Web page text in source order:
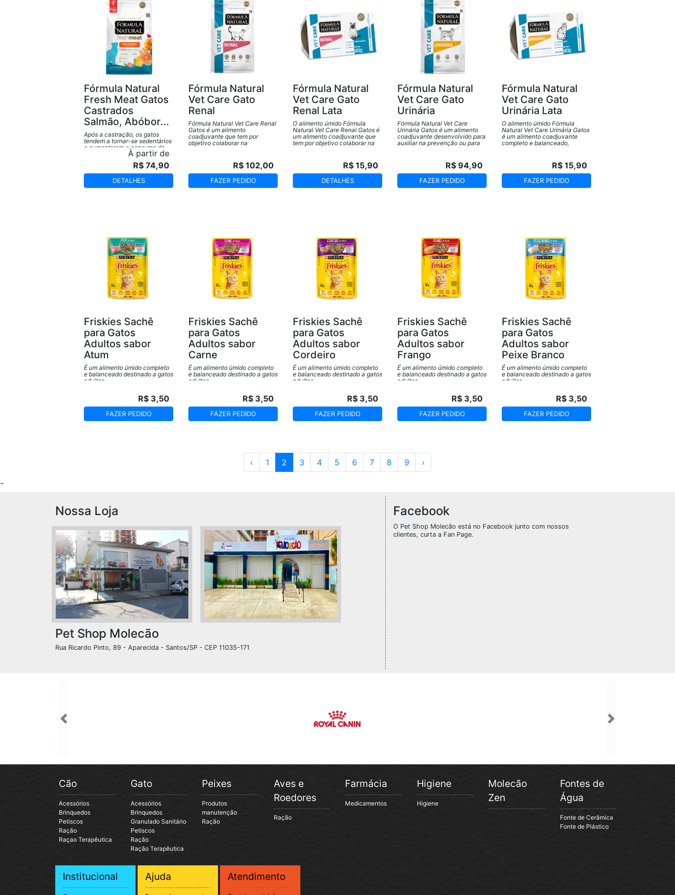
Fórmula Natural
Fresh Meat Gatos
Castrados
Salmão, Abóbor...
Após a castração, os gatos
tendem a tornar-se sedentários
e aumentarem o consumo de
alimento, o que facilita o ganho
excessivo de peso e por isso
necessitam de uma nutrição
adequada a essa nova
À partir de
R$ 74,90
DETALHES
Fórmula Natural
Vet Care Gato
Renal
Fórmula Natural Vet Care Renal
Gatos é um alimento
coadjuvante que tem por
objetivo colaborar na
melhorar a qualidade de vida de
gatos portadores dessa
afecção.
R$ 102,00
FAZER PEDIDO
Fórmula Natural
Vet Care Gato
Renal Lata
O alimento úmido Fórmula
Natural Vet Care Renal Gatos é
um alimento coadjuvante que
tem por objetivo colaborar na
melhorar a qualidade de vida de
gatos portadores dessa
afecção. Além de oferecer
diferenciais importantes para
animais com doença renal
R$ 15,90
DETALHES
Fórmula Natural
Vet Care Gato
Urinária
Fórmula Natural Vet Care
Urinária Gatos é um alimento
coadjuvante desenvolvido para
auxiliar na prevenção ou para
evitar recidivas de urólitos de
R$ 94,90
FAZER PEDIDO
Fórmula Natural
Vet Care Gato
Urinária Lata
O alimento úmido Fórmula
Natural Vet Care Urinária Gatos
é um alimento coadjuvante
completo e balanceado,
recorrentes de estruvita e
oxalato de cálcio em gatos
adultos. Além de oferecer
diferenciais importantes para
animais que apresentam
R$ 15,90
FAZER PEDIDO
Friskies Sachê
para Gatos
Adultos sabor
Atum
É um alimento úmido completo
e balanceado destinado a gatos
adultos.
R$ 3,50
FAZER PEDIDO
Friskies Sachê
para Gatos
Adultos sabor
Carne
É um alimento úmido completo
e balanceado destinado a gatos
adultos.
R$ 3,50
FAZER PEDIDO
Friskies Sachê
para Gatos
Adultos sabor
Cordeiro
É um alimento úmido completo
e balanceado destinado a gatos
adultos.
R$ 3,50
FAZER PEDIDO
Friskies Sachê
para Gatos
Adultos sabor
Frango
É um alimento úmido completo
e balanceado destinado a gatos
adultos.
R$ 3,50
FAZER PEDIDO
Friskies Sachê
para Gatos
Adultos sabor
Peixe Branco
É um alimento úmido completo
e balanceado destinado a gatos
adultos.
R$ 3,50
FAZER PEDIDO
‹ 1 2 3 4 5 6 7 8 9 ›
˜
Nossa Loja
Pet Shop Molecão
Rua Ricardo Pinto, 89 - Aparecida - Santos/SP - CEP 11035-171
Facebook
O Pet Shop Molecão está no Facebook junto com nossos
clientes, curta a Fan Page.
Previous Next
Cão
Acessórios
Brinquedos
Petiscos
Ração
Raçao Terapêutica
Gato
Acessórios
Brinquedos
Granulado Sanitário
Petiscos
Ração
Ração Terapêutica
Peixes
Produtos
manutenção
Ração
Aves e
Roedores
Ração
Farmácia
Medicamentos
Higiene
Higiene
Molecão
Zen
Fontes de
Água
Fonte de Cerâmica
Fonte de Plástico
Institucional Ajuda Atendimento